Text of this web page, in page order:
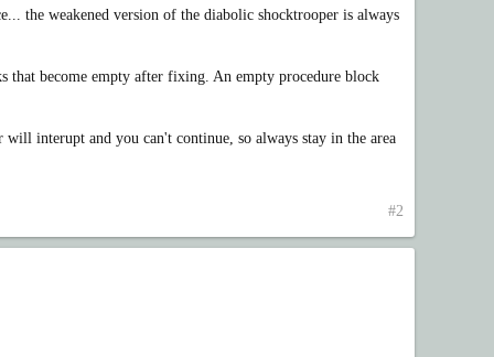
the weakened version of the diabolic shocktrooper is always
become empty after fixing. An empty procedure block
interupt and you can't continue, so always stay in the area
#2